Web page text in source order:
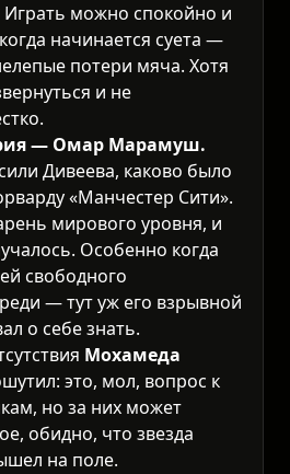
Играть можно спокойно и
начинается суета —
потери мяча. Хотя
и не
— Омар Марамуш.
Дивеева, каково было
«Манчестер Сити».
мирового уровня, и
Особенно когда
свободного
— тут уж его взрывной
о себе знать.
Мохамеда
это, мол, вопрос к
но за них может
обидно, что звезда
на поле.